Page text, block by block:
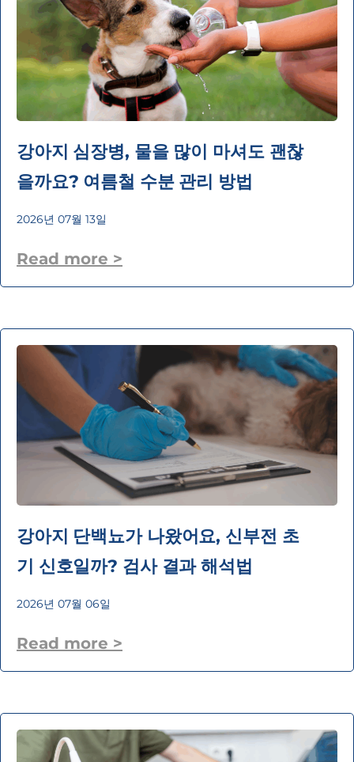
강아지 심장병, 물을 많이 마셔도 괜찮
을까요? 여름철 수분 관리 방법
2026년 07월 13일
Read more >
강아지 단백뇨가 나왔어요, 신부전 초
기 신호일까? 검사 결과 해석법
2026년 07월 06일
Read more >